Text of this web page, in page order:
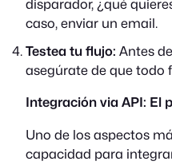
disparador, ¿qué
caso, enviar un email.
Testea tu flujo: Antes
asegúrate de que todo
Integración via API: El
Uno de los aspectos
capacidad para